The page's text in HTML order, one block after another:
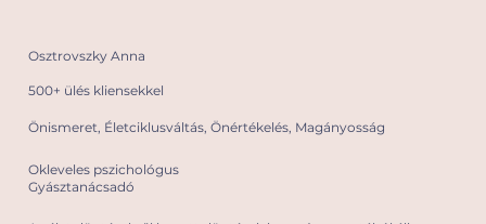
Osztrovszky Anna
500+ ülés kliensekkel
Önismeret, Életciklusváltás, Önértékelés, Magányosság
Okleveles pszichológus
Gyásztanácsadó